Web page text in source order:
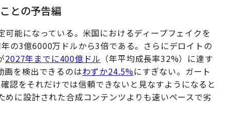
との予告編
能になっている。米国におけるディープフェイクを
の3億6000万ドルから3倍である。さらにデロイトの
2027年までに400億ドル （年平均成長率32%）に達す
画を検出できるのはわずか24.5%にすぎない。ガート
認をそれだけでは信頼できないと見なすようになると
に設計された合成コンテンツよりも速いペースで劣